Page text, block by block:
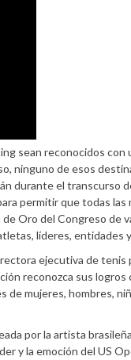
sean reconocidos con
ninguno de esos
durante el transcurso
permitir que todas las
Oro del Congreso de
líderes, entidades
ejecutiva de tenis
reconozca sus logros
mujeres, hombres,
por la artista
y la emoción del US